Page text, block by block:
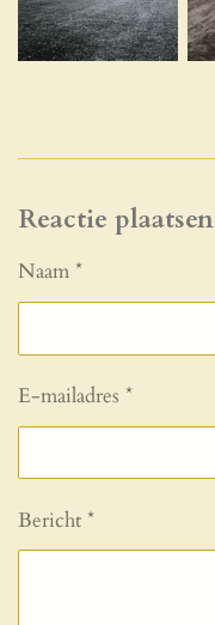
Reactie plaatsen
Naam *
E-mailadres *
Bericht *